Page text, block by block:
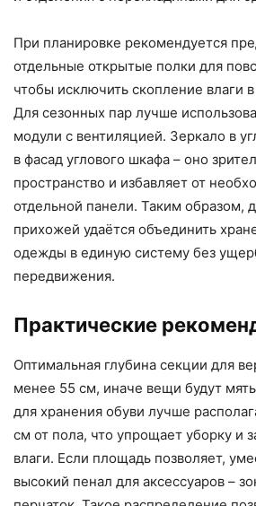
При планировке рекомендуется
отдельные открытые полки для
чтобы исключить скопление влаги
Для сезонных пар лучше
модули с вентиляцией. Зеркало в
в фасад углового шкафа – оно
пространство и избавляет от
отдельной панели. Таким образом,
прихожей удаётся объединить
одежды в единую систему без
передвижения.
Практические
Оптимальная глубина секции для
менее 55 см, иначе вещи будут
для хранения обуви лучше
см от пола, что упрощает уборку и
влаги. Если площадь позволяет,
высокий пенал для аксессуаров –